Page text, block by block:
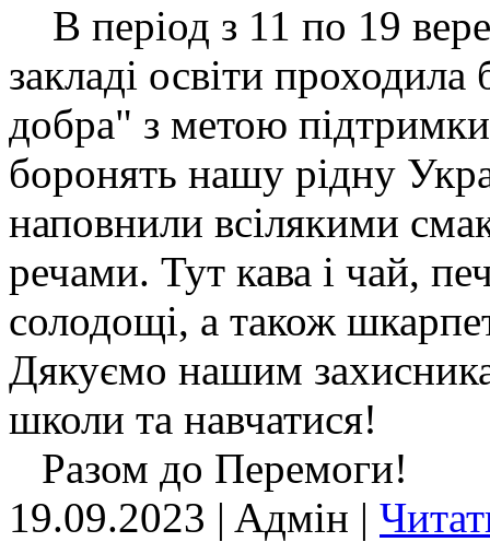
В період з 11 по 19
закладі освіти
добра" з метою
боронять нашу рідну
наповнили всілякими
речами. Тут кава і чай,
солодощі, а також
Дякуємо нашим
школи та навчатися!
Разом до Перемоги!
19.09.2023 | Aдмін |